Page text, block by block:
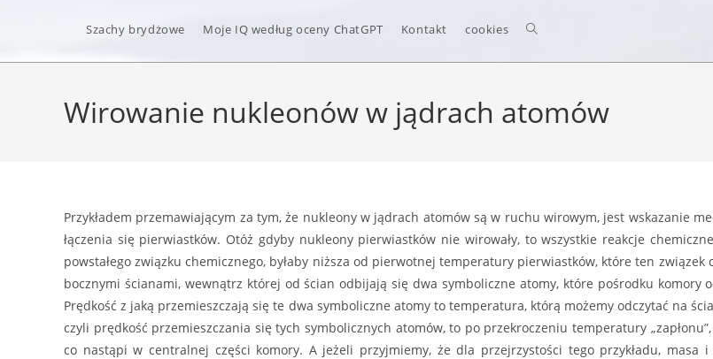
Szachy brydżowe Moje IQ według oceny ChatGPT Kontakt cookies
Wirowanie nukleonów w jądrach atomów
Przykładem przemawiającym za tym, że nukleony w jądrach atomów są w ruchu wirowym, jest wskazanie
łączenia się pierwiastków. Otóż gdyby nukleony pierwiastków nie wirowały, to wszystkie reakcje
powstałego związku chemicznego, byłaby niższa od pierwotnej temperatury pierwiastków, które ten
bocznymi ścianami, wewnątrz której od ścian odbijają się dwa symboliczne atomy, które pośrodku
Prędkość z jaką przemieszczają się te dwa symboliczne atomy to temperatura, którą możemy odczytać na
czyli prędkość przemieszczania się tych symbolicznych atomów, to po przekroczeniu temperatury
co nastąpi w centralnej części komory. A jeżeli przyjmiemy, że dla przejrzystości tego przykładu,